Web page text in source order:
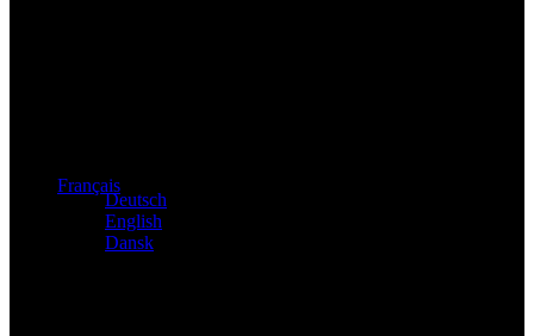
Français
Deutsch
English
Dansk